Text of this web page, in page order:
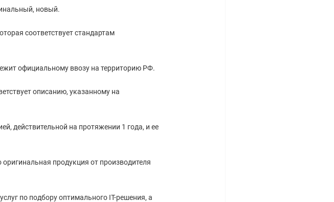
новый.
соответствует стандартам
официальному ввозу на территорию РФ.
описанию, указанному на
действительной на протяжении 1 года, и ее
продукция от производителя
по подбору оптимального IT-решения, а